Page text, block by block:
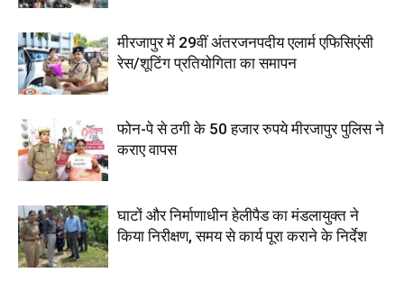
मीरजापुर में 29वीं अंतरजनपदीय एलार्म एफिसिएंसी
रेस/शूटिंग प्रतियोगिता का समापन
फोन-पे से ठगी के 50 हजार रुपये मीरजापुर पुलिस ने
कराए वापस
घाटों और निर्माणाधीन हेलीपैड का मंडलायुक्त ने
किया निरीक्षण, समय से कार्य पूरा कराने के निर्देश